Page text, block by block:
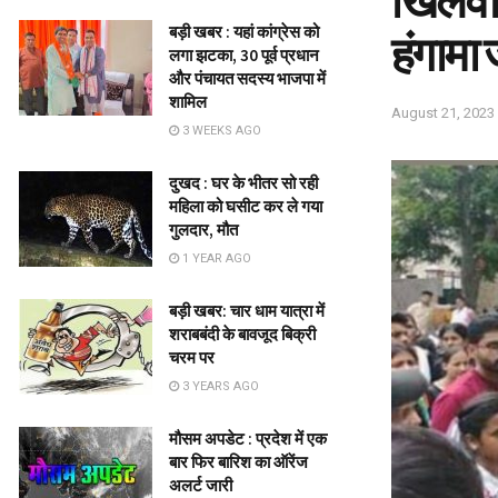
August 21, 2023
बड़ी खबर : यहां कांग्रेस को
लगा झटका, 30 पूर्व प्रधान
और पंचायत सदस्य भाजपा में
शामिल
3 WEEKS AGO
दुखद : घर के भीतर सो रही
महिला को घसीट कर ले गया
गुलदार, मौत
1 YEAR AGO
बड़ी खबर: चार धाम यात्रा में
शराबबंदी के बावजूद बिक्री
चरम पर
3 YEARS AGO
मौसम अपडेट : प्रदेश में एक
बार फिर बारिश का ऑरेंज
अलर्ट जारी